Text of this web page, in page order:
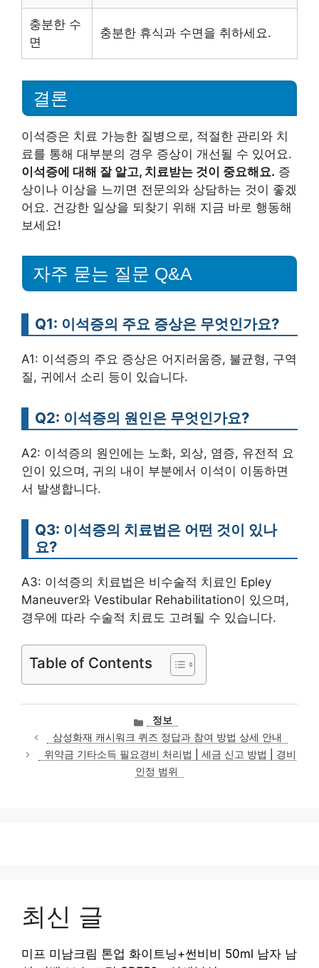
충분한 수
면
충분한 휴식과 수면을 취하세요.
결론
이석증은 치료 가능한 질병으로, 적절한 관리와 치
료를 통해 대부분의 경우 증상이 개선될 수 있어요.
이석증에 대해 잘 알고, 치료받는 것이 중요해요. 증
상이나 이상을 느끼면 전문의와 상담하는 것이 좋겠
어요. 건강한 일상을 되찾기 위해 지금 바로 행동해
보세요!
자주 묻는 질문 Q&A
Q1: 이석증의 주요 증상은 무엇인가요?
A1: 이석증의 주요 증상은 어지러움증, 불균형, 구역
질, 귀에서 소리 등이 있습니다.
Q2: 이석증의 원인은 무엇인가요?
A2: 이석증의 원인에는 노화, 외상, 염증, 유전적 요
인이 있으며, 귀의 내이 부분에서 이석이 이동하면
서 발생합니다.
Q3: 이석증의 치료법은 어떤 것이 있나
요?
A3: 이석증의 치료법은 비수술적 치료인 Epley
Maneuver와 Vestibular Rehabilitation이 있으며,
경우에 따라 수술적 치료도 고려될 수 있습니다.
Table of Contents
카
테
고
리
정보
삼성화재 캐시워크 퀴즈 정답과 참여 방법 상세 안내
위약금 기타소득 필요경비 처리법 | 세금 신고 방법 | 경비
인정 범위
최신 글
미프 미남크림 톤업 화이트닝+썬비비 50ml 남자 남